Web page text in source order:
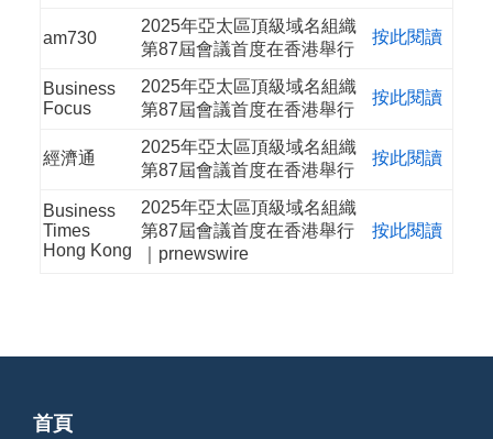
am730
2025年亞太區頂級域名組織
第87屆會議首度在香港舉行
按此閱讀
Business
Focus
2025年亞太區頂級域名組織
第87屆會議首度在香港舉行
按此閱讀
經濟通
2025年亞太區頂級域名組織
第87屆會議首度在香港舉行
按此閱讀
Business
Times
Hong Kong
2025年亞太區頂級域名組織
第87屆會議首度在香港舉行
｜prnewswire
按此閱讀
首頁